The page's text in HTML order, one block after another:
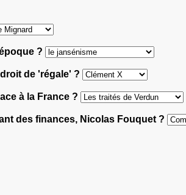
?
de 'régale' ?
à la France ?
des finances, Nicolas Fouquet ?